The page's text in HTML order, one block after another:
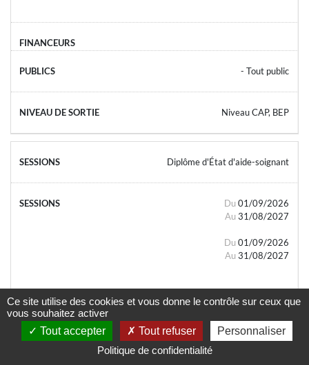
- Tout public
Niveau CAP, BEP
Diplôme d'État d'aide-soignant
Du 01/09/2026
Au 31/08/2027
Du 01/09/2026
Au 31/08/2027
- Tout public
Ce site utilise des cookies et vous donne le contrôle sur ceux que
vous souhaitez activer
Tout accepter
Tout refuser
Personnaliser
Politique de confidentialité